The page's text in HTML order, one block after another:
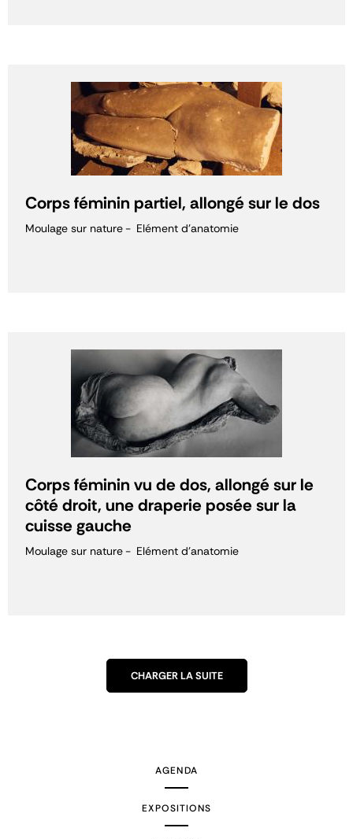
Corps féminin partiel, allongé sur le dos
Moulage sur nature Elément d'anatomie
Corps féminin vu de dos, allongé sur le
côté droit, une draperie posée sur la
cuisse gauche
Moulage sur nature Elément d'anatomie
CHARGER LA SUITE
AGENDA
EXPOSITIONS